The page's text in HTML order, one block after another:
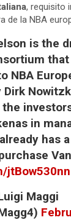
, requisito
de la NBA
is the
NBA
in
has
jtBow530nn
Maggi